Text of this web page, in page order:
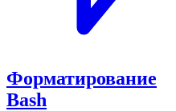
Форматирование
Bash